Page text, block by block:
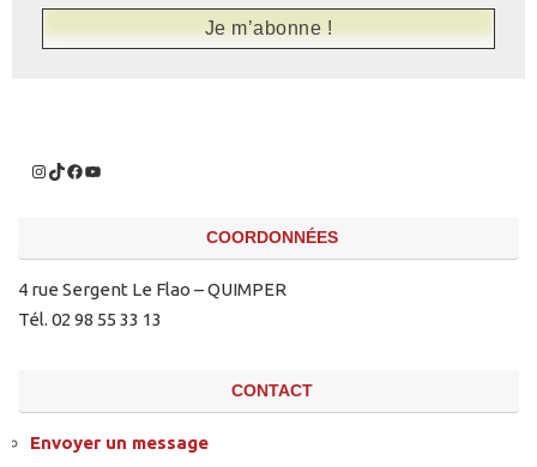
COORDONNÉES
4 rue Sergent Le Flao – QUIMPER
Tél. 02 98 55 33 13
CONTACT
Envoyer un message